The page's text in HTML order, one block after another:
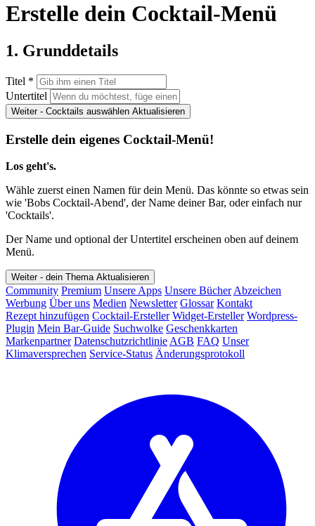
Erstelle dein Cocktail-Menü
1. Grunddetails
Titel *
Untertitel
Weiter - Cocktails auswählen Aktualisieren
Erstelle dein eigenes Cocktail-Menü!
Los geht's.
Wähle zuerst einen Namen für dein Menü. Das könnte so etwas sein
wie 'Bobs Cocktail-Abend', der Name deiner Bar, oder einfach nur
'Cocktails'.
Der Name und optional der Untertitel erscheinen oben auf deinem
Menü.
Weiter - dein Thema Aktualisieren
Community Premium Unsere Apps Unsere Bücher Abzeichen
Werbung Über uns Medien Newsletter Glossar Kontakt
Rezept hinzufügen Cocktail-Ersteller Widget-Ersteller Wordpress-
Plugin Mein Bar-Guide Suchwolke Geschenkkarten
Markenpartner Datenschutzrichtlinie AGB FAQ Unser
Klimaversprechen Service-Status Änderungsprotokoll